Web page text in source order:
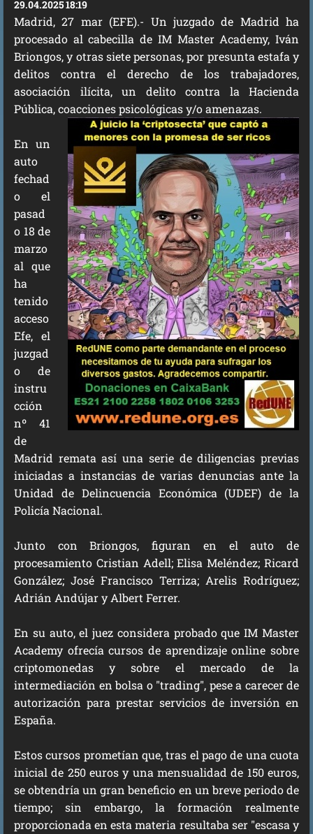
29.04.2025 18:19
Madrid, 27 mar (EFE).- Un juzgado de Madrid ha
procesado al cabecilla de IM Master Academy, Iván
Briongos, y otras siete personas, por presunta estafa y
delitos contra el derecho de los trabajadores,
asociación ilícita, un delito contra la Hacienda
Pública, coacciones psicológicas y/o amenazas.
En un
auto
fechad
o el
pasad
o 18 de
marzo
al que
ha
tenido
acceso
Efe, el
juzgad
o de
instru
cción
nº 41
de
Madrid remata así una serie de diligencias previas
iniciadas a instancias de varias denuncias ante la
Unidad de Delincuencia Económica (UDEF) de la
Policía Nacional.
Junto con Briongos, figuran en el auto de
procesamiento Cristian Adell; Elisa Meléndez; Ricard
González; José Francisco Terriza; Arelis Rodríguez;
Adrián Andújar y Albert Ferrer.
En su auto, el juez considera probado que IM Master
Academy ofrecía cursos de aprendizaje online sobre
criptomonedas y sobre el mercado de la
intermediación en bolsa o "trading", pese a carecer de
autorización para prestar servicios de inversión en
España.
Estos cursos prometían que, tras el pago de una cuota
inicial de 250 euros y una mensualidad de 150 euros,
se obtendría un gran beneficio en un breve periodo de
tiempo; sin embargo, la formación realmente
proporcionada en esta materia resultaba ser "escasa y